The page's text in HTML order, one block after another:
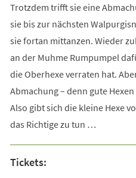
Trotzdem trifft sie eine
sie bis zur nächsten
sie fortan mittanzen. Wieder
an der Muhme Rumpumpel
die Oberhexe verraten hat.
Abmachung – denn gute
Also gibt sich die kleine Hexe
das Richtige zu tun …
Tickets: